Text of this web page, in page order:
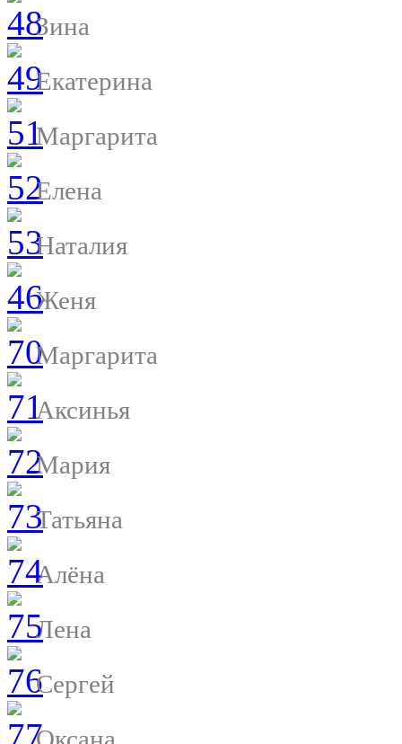
Зина
Екатерина
Маргарита
Елена
Наталия
Женя
Маргарита
Аксинья
Мария
Татьяна
Алёна
Лена
Сергей